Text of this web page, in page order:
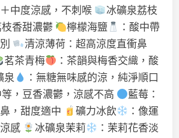
中度涼感，不刺喉
冰礦泉荔枝
枝香甜濃鬱
檸檬海鹽
：酸中帶
清涼薄荷：超高涼度直衝鼻
茗茶青梅
：茶韻與梅香交織，酸
泉
：無糖無味感的涼，純淨順口
，豆香濃鬱，涼感不高
藍莓：
，甜度適中
礦力冰飲
：像運
感
冰礦泉茉莉
：茉莉花香淡